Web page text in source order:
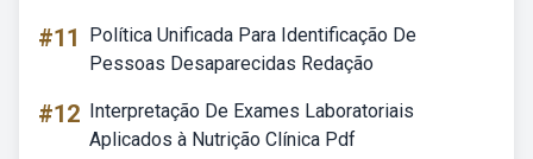
#11
Política Unificada Para Identificação De
Pessoas Desaparecidas Redação
#12 Interpretação De Exames Laboratoriais
Aplicados à Nutrição Clínica Pdf